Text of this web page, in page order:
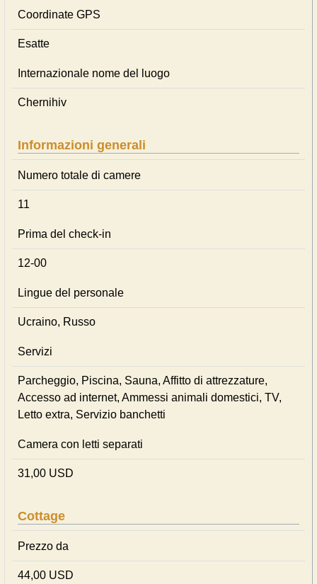
Coordinate GPS
Esatte
Internazionale nome del luogo
Chernihiv
Informazioni generali
Numero totale di camere
11
Prima del check-in
12-00
Lingue del personale
Ucraino, Russo
Servizi
Parcheggio, Piscina, Sauna, Affitto di attrezzature,
Accesso ad internet, Ammessi animali domestici, TV,
Letto extra, Servizio banchetti
Camera con letti separati
31,00 USD
Cottage
Prezzo da
44,00 USD